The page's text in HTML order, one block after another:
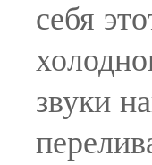
себя
звуки